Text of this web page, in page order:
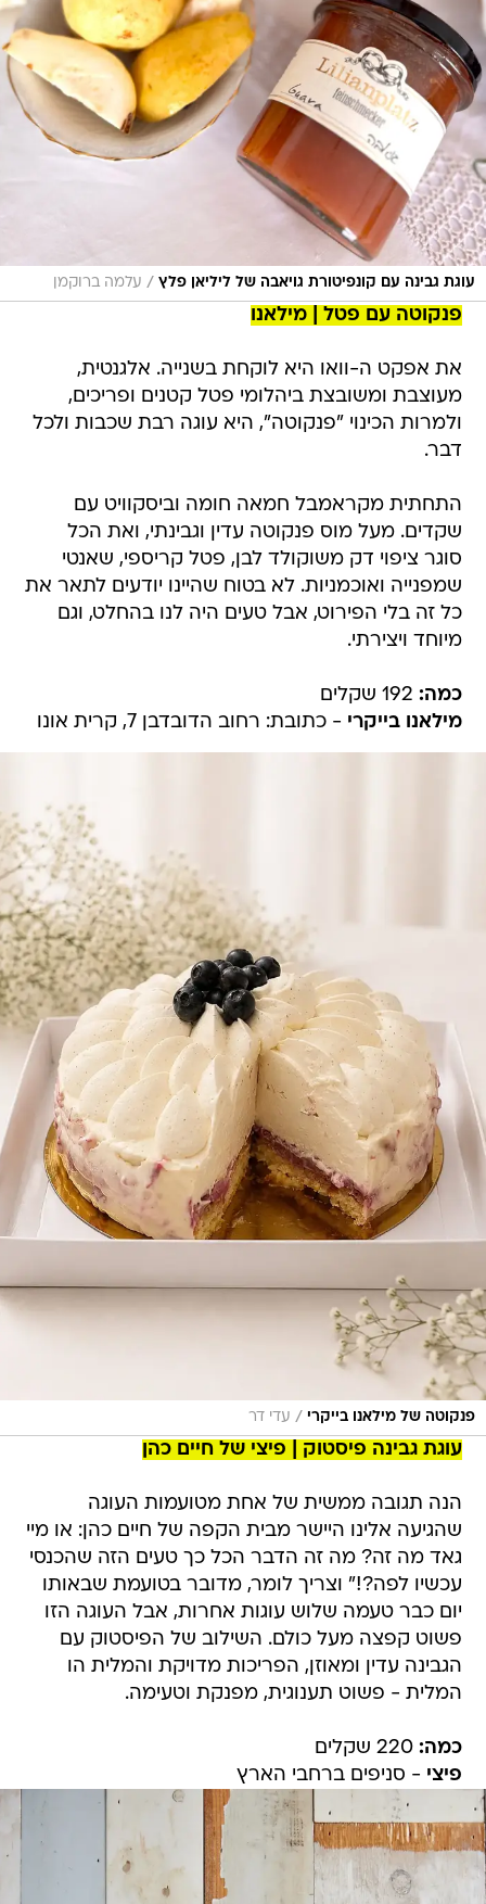
עוגת גבינה עם קונפיטורת גויאבה של ליליאן פלץ / עלמה ברוקמן
פנקוטה עם פטל | מילאנו
את אפקט ה-וואו היא לוקחת בשנייה. אלגנטית,
מעוצבת ומשובצת ביהלומי פטל קטנים ופריכים,
ולמרות הכינוי "פנקוטה", היא עוגה רבת שכבות ולכל
דבר.
התחתית מקראמבל חמאה חומה וביסקוויט עם
שקדים. מעל מוס פנקוטה עדין וגבינתי, ואת הכל
סוגר ציפוי דק משוקולד לבן, פטל קריספי, שאנטי
שמפנייה ואוכמניות. לא בטוח שהיינו יודעים לתאר את
כל זה בלי הפירוט, אבל טעים היה לנו בהחלט, וגם
מיוחד ויצירתי.
כמה:
מילאנו בייקרי - כתובת: רחוב הדובדבן 7, קרית אונו
פנקוטה של מילאנו בייקרי / עדי דר
עוגת גבינה פיסטוק | פיצי של חיים כהן
הנה תגובה ממשית של אחת מטועמות העוגה
שהגיעה אלינו היישר מבית הקפה של חיים כהן: או מיי
גאד מה זה? מה זה הדבר הכל כך טעים הזה שהכנסי
עכשיו לפה?!" וצריך לומר, מדובר בטועמת שבאותו
יום כבר טעמה שלוש עוגות אחרות, אבל העוגה הזו
פשוט קפצה מעל כולם. השילוב של הפיסטוק עם
הגבינה עדין ומאוזן, הפריכות מדויקת והמלית הו
המלית - פשוט תענוגית, מפנקת וטעימה.
כמה: 220 שקלים
פיצי - סניפים ברחבי הארץ